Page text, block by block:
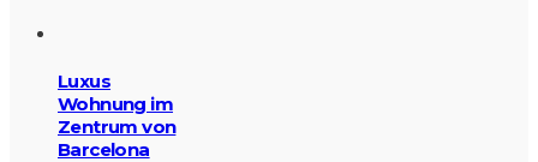
Luxus
Wohnung im
Zentrum von
Barcelona